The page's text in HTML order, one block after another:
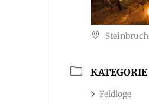
Steinbruch
KATEGORIE
Feldloge